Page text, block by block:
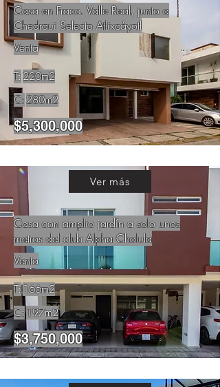
Casa en Fracc. Valle Real, junto a
Chedraui Selecto Atlixcáyotl
Venta
T:220m2
C:280m2
$5,300,000
Ver más
Casa con amplio jardín a solo unos
metros del club Alpha Cholula
Venta
T: 166m2
C: 197m2
$3,750,000